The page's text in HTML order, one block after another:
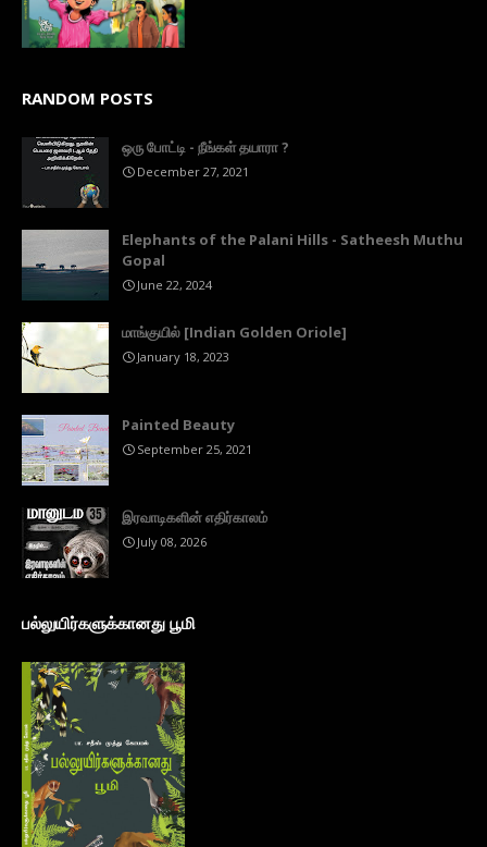
RANDOM POSTS
ஒரு போட்டி - நீங்கள் தயாரா ?
December 27, 2021
Elephants of the Palani Hills - Satheesh Muthu
Gopal
June 22, 2024
மாங்குயில் [Indian Golden Oriole]
January 18, 2023
Painted Beauty
September 25, 2021
இரவாடிகளின் எதிர்காலம்
July 08, 2026
பல்லுயிர்களுக்கானது பூமி